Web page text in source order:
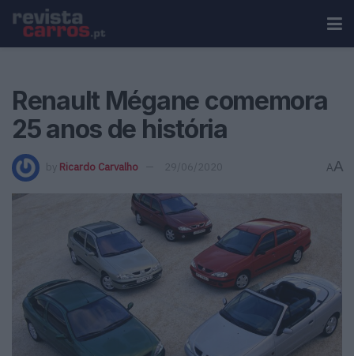
Renault Mégane comemora
25 anos de história
by Ricardo Carvalho 29/06/2020 AA